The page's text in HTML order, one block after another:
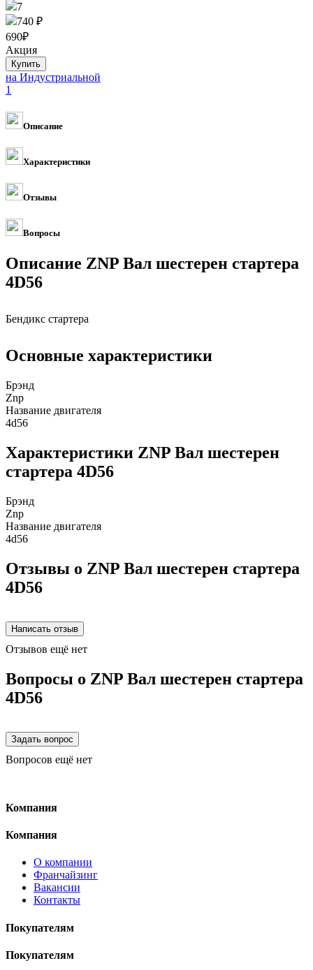
7
740 ₽
690₽
Акция
на Индустриальной
1
Описание
Характеристики
Отзывы
Вопросы
Описание ZNP Вал шестерен стартера
4D56
Бендикс стартера
Основные характеристики
Брэнд
Znp
Название двигателя
4d56
Характеристики ZNP Вал шестерен
стартера 4D56
Брэнд
Znp
Название двигателя
4d56
Отзывы о ZNP Вал шестерен стартера
4D56
Отзывов ещё нет
Вопросы о ZNP Вал шестерен стартера
4D56
Вопросов ещё нет
Компания
Компания
О компании
Франчайзинг
Вакансии
Контакты
Покупателям
Покупателям